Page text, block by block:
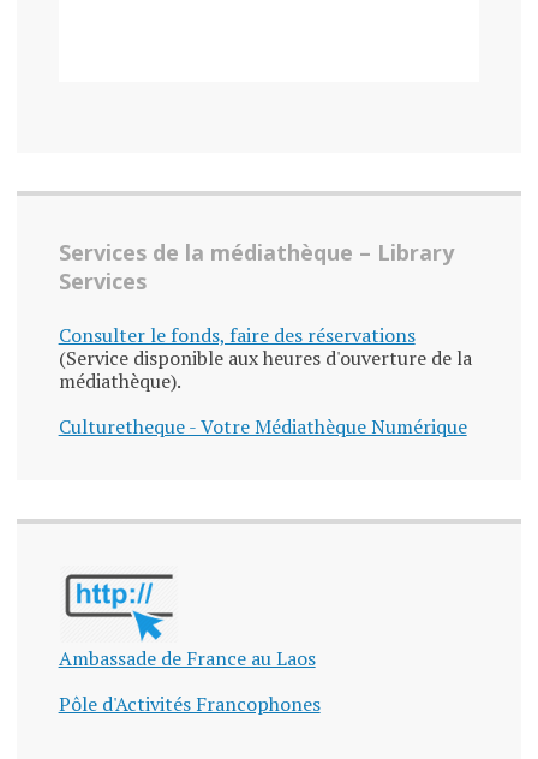
Services de la médiathèque – Library
Services
Consulter le fonds, faire des réservations
(Service disponible aux heures d'ouverture de la
médiathèque).
Culturetheque - Votre Médiathèque Numérique
Ambassade de France au Laos
Pôle d'Activités Francophones